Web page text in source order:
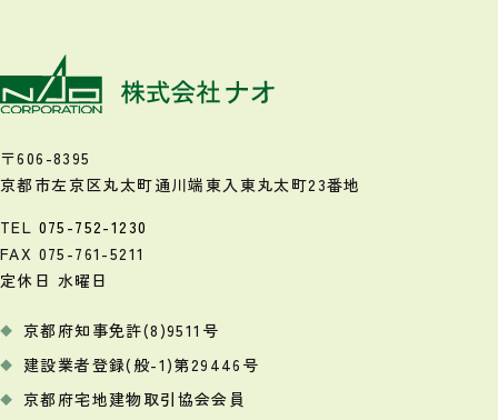
〒606-8395
京都市左京区丸太町通川端東入 東丸太町23番地
TEL 075-752-1230
FAX 075-761-5211
定休日 水曜日
京都府知事免許(8)9511号
建設業者登録(般-1)第29446号
京都府宅地建物取引協会会員